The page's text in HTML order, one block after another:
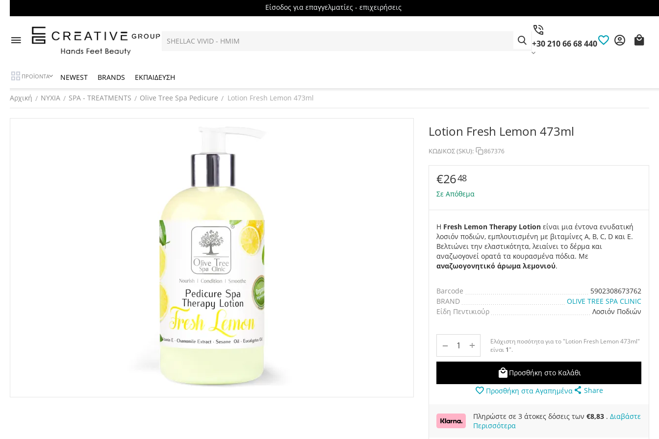
Είσοδος για επαγγελματίες - επιχειρήσεις
+30 210 66 68 440
ΠΡΟΪΟΝΤΑ NEWEST BRANDS ΕΚΠΑΙΔΕΥΣΗ
Αρχική / ΝΥΧΙΑ / SPA - TREATMENTS / Olive Tree Spa Pedicure / Lotion Fresh Lemon 473ml
Lotion Fresh Lemon 473ml
ΚΩΔΙΚΟΣ (SKU): 867376
€2648
Σε Απόθεμα
Η Fresh Lemon Therapy Lotion είναι μια έντονα ενυδατική
λοσιόν ποδιών, εμπλουτισμένη με βιταμίνες A, B, C, D και E.
Βελτιώνει την ελαστικότητα, λειαίνει το δέρμα και
αναζωογονεί ορατά τα κουρασμένα πόδια. Με
αναζωογονητικό άρωμα λεμονιού.
Barcode
5902308673762
BRAND
OLIVE TREE SPA CLINIC
Είδη Πεντικιούρ
Λοσιόν Ποδιών
+
−
Ελάχιστη ποσότητα για το "Lotion Fresh Lemon 473ml"
είναι 1".
Προσθήκη στο Καλάθι
Προσθήκη στα Αγαπημένα
Share
Πληρώστε σε 3 άτοκες δόσεις των €8,83 . Διαβάστε
Περισσότερα